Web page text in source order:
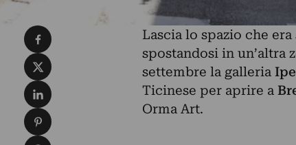
Lascia lo spazio che
spostandosi in un’altra
settembre la galleria
Ticinese per aprire a
Orma Art.
Condividi su Facebook
Condividi su X
Condividi su LinkedIn
Condividi su Pinterest